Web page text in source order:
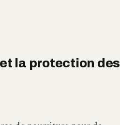
la protection des